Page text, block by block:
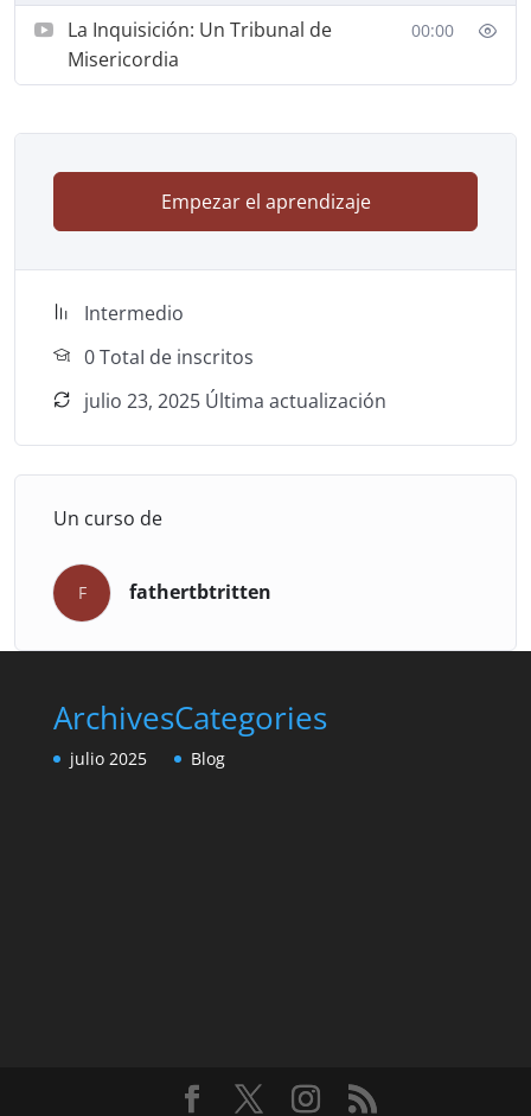
La Inquisición: Un Tribunal de
Misericordia
00:00
Empezar el aprendizaje
Intermedio
0 TotaI de inscritos
julio 23, 2025 Última actualización
Un curso de
F fathertbtritten
Archives
julio 2025
Categories
Blog